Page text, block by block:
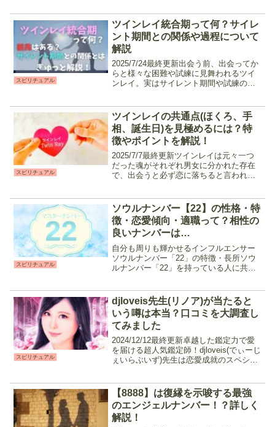
師が悩める相談者に手を差し伸べていま
す。今回は...
スピリチュアル
ツインレイ統合期って何？サイレ
ント期間との関係や過程について
解説
2025/7/24最終更新出会う前、出会ってか
らと様々な困難や試練に見舞われるツイ
ンレイ。実はサイレント期間や試練の
れています。今回は二人の魂が一つにな
る前の"統合期...
スピリチュアル
ツインレイの共通点(ほくろ、手
相、誕生日)を見極めるには？特
徴やポイントを解説！
2025/7/7最終更新ツインレイは元々一つ
だった魂がそれぞれ男女に分かれた存在
で、出会うと必ず恋に落ちると言われて
た解決の難しい難題が試練として用意さ
れており、結ばれ...
スピリチュアル
ソウルナンバー【22】の性格・特
徴・恋愛傾向・適職って？相性の
良いナンバーは…
自分も周りも輝かせるインフルエンサー
ソウルナンバー「22」の特徴・長所ソウ
ルナンバー「22」を持っている人に共通
信家・ハマったらとことん極める・ファ
ッションセンス◎・...
スピリチュアル
djloveis先生(リノア)が当たると
いう噂は本当？口コミを大調査し
てみました
2024/12/12最終更新卓越した鑑定力で愛
を届ける超人気鑑定師！djloveis(でぃーじ
ぇいらぶいず)先生は恋愛成就のスペシャ
をハッキリ教えてくれつつも、しっか
り...
【8888】は復縁を示唆する最強
のエンジェルナンバー！？詳しく
解説！